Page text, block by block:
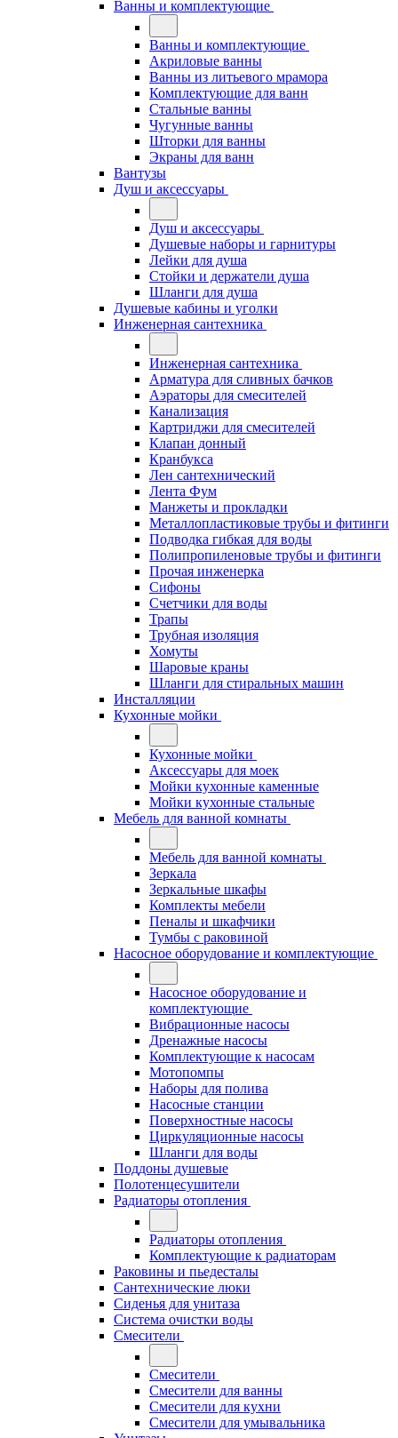
Ванны и комплектующие
Ванны и комплектующие
Акриловые ванны
Ванны из литьевого мрамора
Комплектующие для ванн
Стальные ванны
Чугунные ванны
Шторки для ванны
Экраны для ванн
Вантузы
Душ и аксессуары
Душ и аксессуары
Душевые наборы и гарнитуры
Лейки для душа
Стойки и держатели душа
Шланги для душа
Душевые кабины и уголки
Инженерная сантехника
Инженерная сантехника
Арматура для сливных бачков
Аэраторы для смесителей
Канализация
Картриджи для смесителей
Клапан донный
Кранбукса
Лен сантехнический
Лента Фум
Манжеты и прокладки
Металлопластиковые трубы и фитинги
Подводка гибкая для воды
Полипропиленовые трубы и фитинги
Прочая инженерка
Сифоны
Счетчики для воды
Трапы
Трубная изоляция
Хомуты
Шаровые краны
Шланги для стиральных машин
Инсталляции
Кухонные мойки
Кухонные мойки
Аксессуары для моек
Мойки кухонные каменные
Мойки кухонные стальные
Мебель для ванной комнаты
Мебель для ванной комнаты
Зеркала
Зеркальные шкафы
Комплекты мебели
Пеналы и шкафчики
Тумбы с раковиной
Насосное оборудование и комплектующие
Насосное оборудование и
комплектующие
Вибрационные насосы
Дренажные насосы
Комплектующие к насосам
Мотопомпы
Наборы для полива
Насосные станции
Поверхностные насосы
Циркуляционные насосы
Шланги для воды
Поддоны душевые
Полотенцесушители
Радиаторы отопления
Радиаторы отопления
Комплектующие к радиаторам
Раковины и пьедесталы
Сантехнические люки
Сиденья для унитаза
Система очистки воды
Смесители
Смесители
Смесители для ванны
Смесители для кухни
Смесители для умывальника